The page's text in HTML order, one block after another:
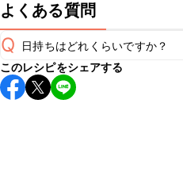
よくある質問
Q 日持ちはどれくらいですか？
保存期間は冷蔵で当日中が目安
し上がりください。
このレシピをシェアする